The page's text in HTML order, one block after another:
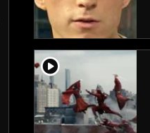
player2